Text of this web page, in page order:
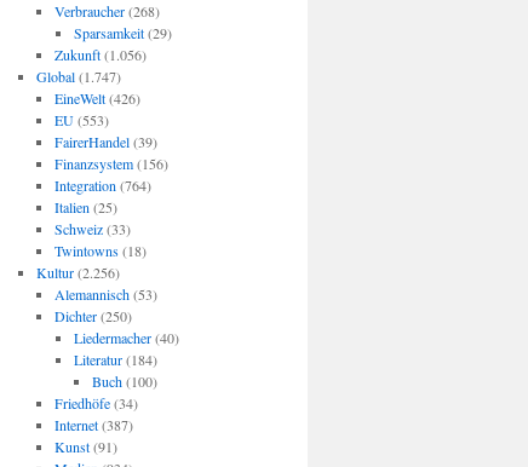
Verbraucher(268)
Sparsamkeit(29)
Zukunft(1.056)
Global(1.747)
EineWelt(426)
EU(553)
FairerHandel(39)
Finanzsystem(156)
Integration (764)
Italien (25)
Schweiz(33)
Twintowns(18)
Kultur(2.256)
Alemannisch(53)
Dichter(250)
Liedermacher(40)
Literatur(184)
Buch(100)
Friedhöfe(34)
Internet(387)
Kunst(91)